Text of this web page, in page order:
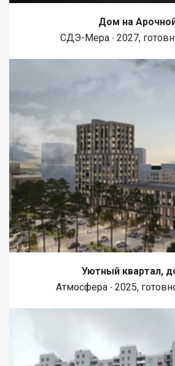
Дом на
СДЭ-Мера ∙ 2027,
Уютный квартал,
Атмосфера ∙ 2025,